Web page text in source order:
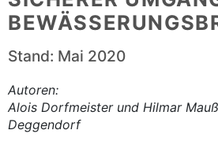
Stand: Mai 2020
Autoren:
Alois Dorfmeister und Hilmar
Deggendorf